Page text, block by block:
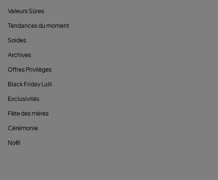
Valeurs Sûres
Tendances du moment
Soldes
Archives
Offres Privilèges
Black Friday Lulli
Exclusivités
Fête des mères
Cérémonie
Noël